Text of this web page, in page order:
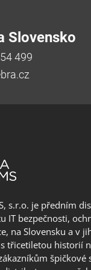
Slovensko
499
s.r.o. je předním
IT bezpečnosti,
na Slovensku a v
třicetiletou historií
špičkové